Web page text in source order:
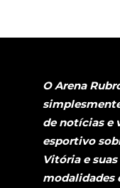
O Arena
de notícias e
esportivo
Vitória e
modalidades